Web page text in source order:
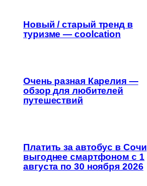
Новый / старый тренд в
туризме — coolcation
Очень разная Карелия —
обзор для любителей
путешествий
Платить за автобус в Сочи
выгоднее смартфоном с 1
августа по 30 ноября 2026